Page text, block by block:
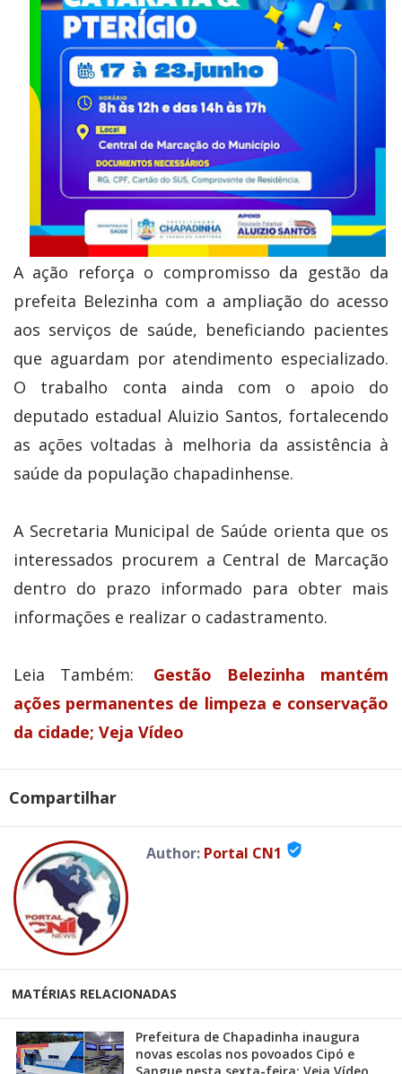
A ação reforça o compromisso da gestão da
prefeita Belezinha com a ampliação do acesso
aos serviços de saúde, beneficiando pacientes
que aguardam por atendimento especializado.
O trabalho conta ainda com o apoio do
deputado estadual Aluizio Santos, fortalecendo
as ações voltadas à melhoria da assistência à
saúde da população chapadinhense.
A Secretaria Municipal de Saúde orienta que os
interessados procurem a Central de Marcação
dentro do prazo informado para obter mais
informações e realizar o cadastramento.
Leia Também:
Gestão Belezinha mantém
ações permanentes de limpeza e conservação
da cidade; Veja Vídeo
Compartilhar
Author: Portal CN1 verified_user
MATÉRIAS RELACIONADAS
Prefeitura de Chapadinha inaugura
novas escolas nos povoados Cipó e